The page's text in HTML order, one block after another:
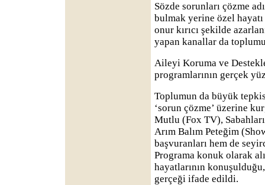
Sözde sorunları çözme
bulmak yerine özel
onur kırıcı şekilde
yapan kanallar da
Aileyi Koruma ve
programlarının gerçek
Toplumun da büyük
‘sorun çözme’ üzerine
Mutlu (Fox TV),
Arım Balım Peteğim
başvuranları hem de
Programa konuk olarak
hayatlarının
gerçeği ifade edildi.